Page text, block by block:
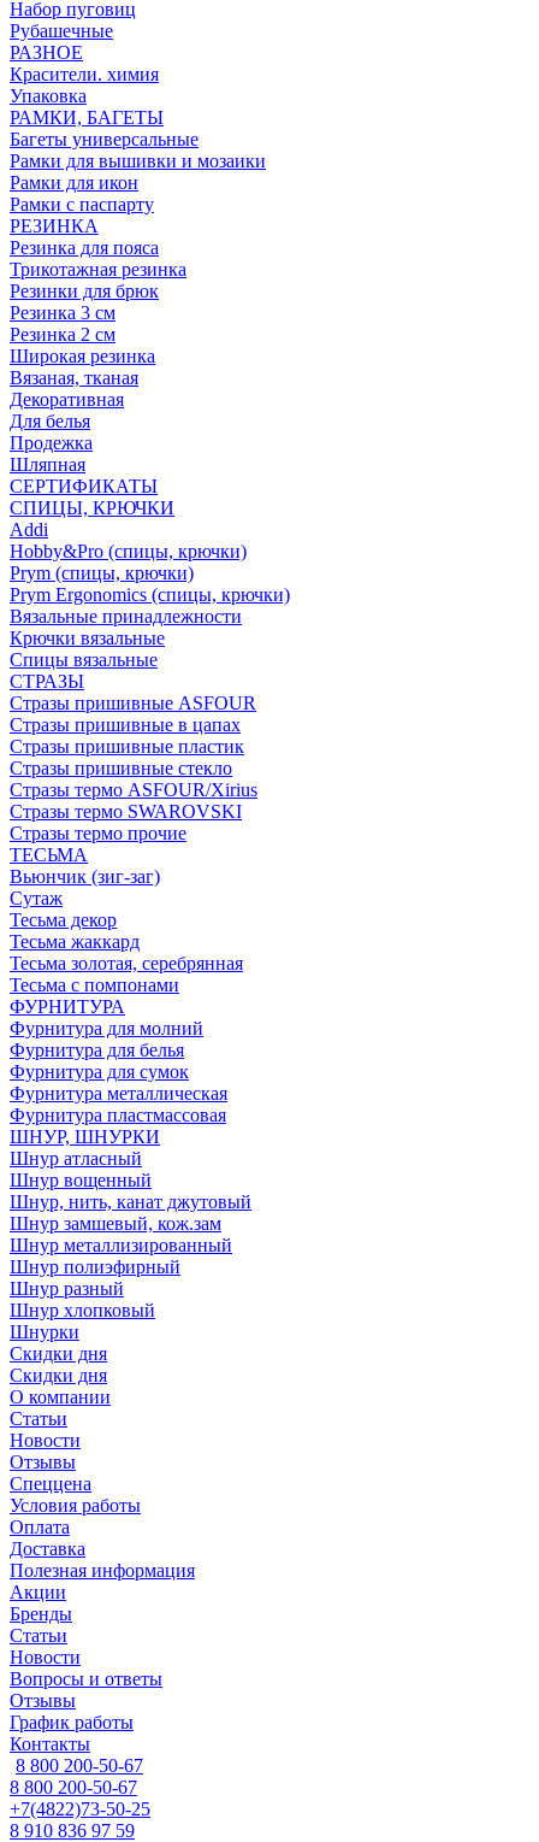
Набор пуговиц
Рубашечные
РАЗНОЕ
Красители. химия
Упаковка
РАМКИ, БАГЕТЫ
Багеты универсальные
Рамки для вышивки и мозаики
Рамки для икон
Рамки с паспарту
РЕЗИНКА
Резинка для пояса
Трикотажная резинка
Резинки для брюк
Резинка 3 см
Резинка 2 см
Широкая резинка
Вязаная, тканая
Декоративная
Для белья
Продежка
Шляпная
СЕРТИФИКАТЫ
СПИЦЫ, КРЮЧКИ
Addi
Hobby&Pro (спицы, крючки)
Prym (спицы, крючки)
Prym Ergonomics (спицы, крючки)
Вязальные принадлежности
Крючки вязальные
Спицы вязальные
СТРАЗЫ
Стразы пришивные ASFOUR
Стразы пришивные в цапах
Стразы пришивные пластик
Стразы пришивные стекло
Стразы термо ASFOUR/Xirius
Стразы термо SWAROVSKI
Стразы термо прочие
ТЕСЬМА
Вьюнчик (зиг-заг)
Сутаж
Тесьма декор
Тесьма жаккард
Тесьма золотая, серебрянная
Тесьма с помпонами
ФУРНИТУРА
Фурнитура для молний
Фурнитура для белья
Фурнитура для сумок
Фурнитура металлическая
Фурнитура пластмассовая
ШНУР, ШНУРКИ
Шнур атласный
Шнур вощенный
Шнур, нить, канат джутовый
Шнур замшевый, кож.зам
Шнур металлизированный
Шнур полиэфирный
Шнур разный
Шнур хлопковый
Шнурки
Скидки дня
Скидки дня
О компании
Статьи
Новости
Отзывы
Спеццена
Условия работы
Оплата
Доставка
Полезная информация
Акции
Бренды
Статьи
Новости
Вопросы и ответы
Отзывы
График работы
Контакты
8 800 200-50-67
8 800 200-50-67
+7(4822)73-50-25
8 910 836 97 59